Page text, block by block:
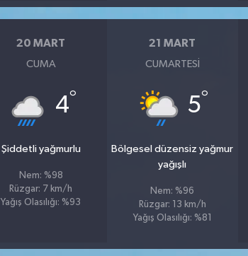
20 MART
CUMA
4°
Şiddetli yağmurlu
Nem: %98
Rüzgar: 7 km/h
Yağış Olasılığı: %93
21 MART
CUMARTESI
5°
Bölgesel düzensiz yağmur
yağışlı
Nem: %96
Rüzgar: 13 km/h
Yağış Olasılığı: %81